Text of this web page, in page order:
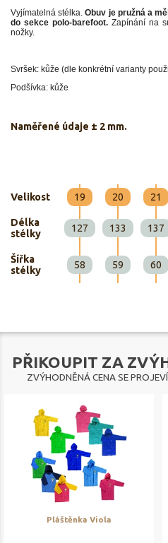
Vyjímatelná stélka.Obuv je pružná a
do sekce polo-barefoot. Zapínání na
nožky.
Svršek: kůže (dle konkrétní varianty
Podšívka: kůže
Naměřené údaje ± 2 mm.
Velikost 19 20 21
Délka
stélky
127 133 137
Šířka
stélky
58 59 60
PŘIKOUPIT ZA
ZVÝHODNĚNÁ CENA SE
Pláštěnka Viola